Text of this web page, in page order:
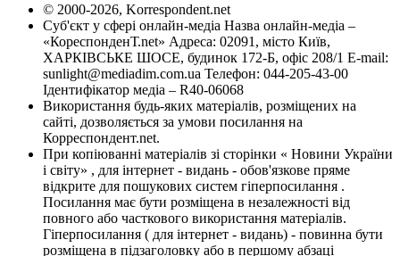
© 2000-2026, Korrespondent.net
Суб'єкт у сфері онлайн-медіа Назва онлайн-медіа –
«КореспонденТ.net» Адреса: 02091, місто Київ,
ХАРКІВСЬКЕ ШОСЕ, будинок 172-Б, офіс 208/1 E-mail:
sunlight@mediadim.com.ua Телефон: 044-205-43-00
Ідентифікатор медіа – R40-06068
Використання будь-яких матеріалів, розміщених на
сайті, дозволяється за умови посилання на
Корреспондент.net.
При копіюванні матеріалів зі сторінки « Новини України
і світу» , для інтернет - видань - обов'язкове пряме
відкрите для пошукових систем гіперпосилання .
Посилання має бути розміщена в незалежності від
повного або часткового використання матеріалів.
Гіперпосилання ( для інтернет - видань) - повинна бути
розміщена в підзаголовку або в першому абзаці